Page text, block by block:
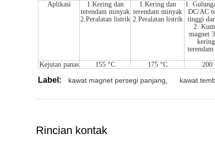
Aplikasi
1.Kering dan
terendam minyak
2.Peralatan listrik
1.Kering dan
terendam minyak
2.Peralatan listrik
1.
DC/AC
tinggi
2.
magnet
Kejutan panas 155 °C 175 °C 200
Label: kawat magnet persegi panjang kawat
Rincian kontak